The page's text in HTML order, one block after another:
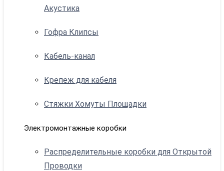
Акустика
Гофра Клипсы
Кабель-канал
Крепеж для кабеля
Стяжки Хомуты Площадки
Электромонтажные коробки
Распределительные коробки для Открытой
Проводки